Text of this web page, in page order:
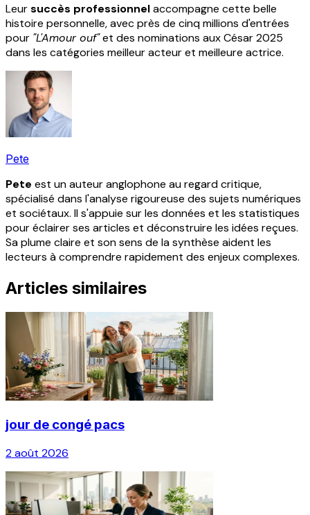
Leursuccès professionnelaccompagne cette belle
histoire personnelle, avec près de cinq millions d'entrées
pour "L'Amour ouf"et des nominations aux César 2025
dans les catégories meilleur acteur et meilleure actrice.
Pete
Pete est un auteur anglophone au regard critique,
spécialisé dans l'analyse rigoureuse des sujets numériques
et sociétaux. Il s'appuie sur les données et les statistiques
pour éclairer ses articles et déconstruire les idées reçues.
Sa plume claire et son sens de la synthèse aident les
lecteurs à comprendre rapidement des enjeux complexes.
Articles similaires
jour de congé pacs
2 août 2026